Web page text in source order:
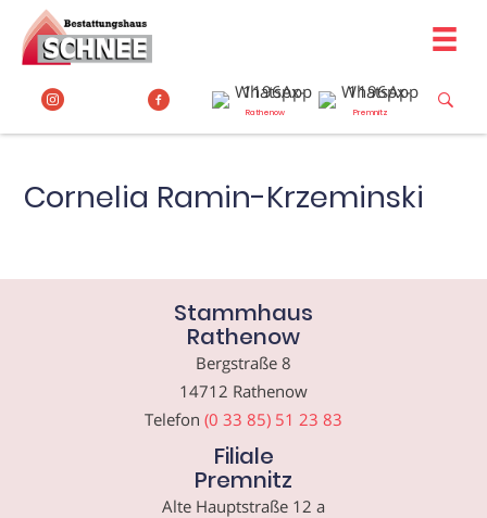
Inhalt
springen
Rathenow Premnitz
Cornelia Ramin-Krzeminski
Stammhaus
Rathenow
Bergstraße 8
14712 Rathenow
Telefon (0 33 85) 51 23 83
Filiale
Premnitz
Alte Hauptstraße 12 a